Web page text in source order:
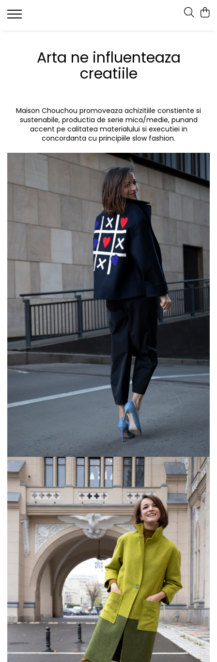
Arta ne influenteaza
creatiile
Maison Chouchou promoveaza achizitiile constiente si
sustenabile, productia de serie mica/medie, punand
accent pe calitatea materialului si executiei in
concordanta cu principiile slow fashion.